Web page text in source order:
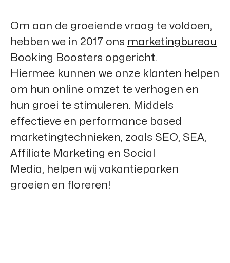
Om aan de groeiende vraag te voldoen,
hebben we in 2017 ons marketingbureau
Booking Boosters opgericht.
Hiermee kunnen we onze klanten helpen
om hun online omzet te verhogen en
hun groei te stimuleren. Middels
effectieve en performance based
marketingtechnieken, zoals SEO, SEA,
Affiliate Marketing en Social
Media, helpen wij vakantieparken
groeien en floreren!